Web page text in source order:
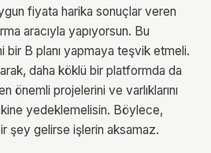
fiyata harika sonuçlar veren
aracıyla yapıyorsun. Bu
bir B planı yapmaya teşvik etmeli.
daha köklü bir platformda da
önemli projelerini ve varlıklarını
yedeklemelisin. Böylece,
şey gelirse işlerin aksamaz.